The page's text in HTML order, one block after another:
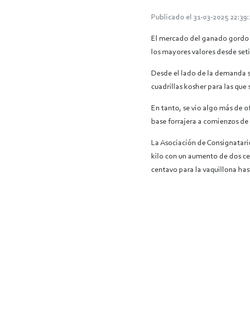
Publicado el 31-03-2025
El mercado del ganado
los mayores valores desde
Desde el lado de la demanda
cuadrillas kosher para las que
En tanto, se vio algo más de
base forrajera a comienzos
La Asociación de
kilo con un aumento de dos
centavo para la vaquillona